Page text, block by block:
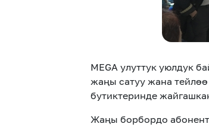
MEGA улуттук уюлдук
жаңы сатуу жана
бутиктеринде
Жаңы борбордо